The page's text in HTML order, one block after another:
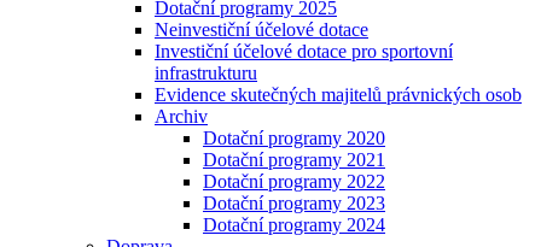
Dotační programy 2025
Neinvestiční účelové dotace
Investiční účelové dotace pro sportovní
infrastrukturu
Evidence skutečných majitelů právnických osob
Archiv
Dotační programy 2020
Dotační programy 2021
Dotační programy 2022
Dotační programy 2023
Dotační programy 2024